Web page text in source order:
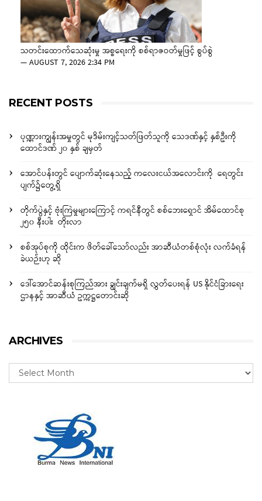
သတင်းထောက်သေဆုံးမှု အစ္စရေးကို စစ်ရာဇဝတ်မှုဖြင့် စွပ်စွဲ
—AUGUST 7, 2026 2:34 PM
RECENT POSTS
ပုဏ္ဏားကျွန်းအမှုတွင် မုဒိမ်းကျင့်သတ်ဖြတ်သူကို သေဒဏ်နှင့် နှစ်ဦးကို
ထောင်ဒဏ် ၂၀ နှစ် ချမှတ်
အောင်ပန်းတွင် ပျောက်ဆုံးနေသည့် ကလေးငယ်အလောင်းကို ရေတွင်း
ပျက်၌တွေ့ရှိ
တိုက်ပွဲနှင့် ဗုံးကြဲမှုများကြောင့် ကရင်နီတွင် စစ်ဘေးရှောင် အိမ်ထောင်စု
၂၅၀ နီးပါး တိုးလာ
စစ်အုပ်စုကို ထိုင်းက ဖိတ်ခေါ်သော်လည်း အာဆီယံတစ်စုံလုံး လက်ခံရန်
ခဲယဉ်းဟု ဆို
ဒေါ်အောင်ဆန်းစုကြည်အား ချွင်းချက်မရှိ လွှတ်ပေးရန် US နိုင်ငံခြားရေး
ဌာနနှင့် အာဆီယံ ဥက္ကဋ္ဌတောင်းဆို
ARCHIVES